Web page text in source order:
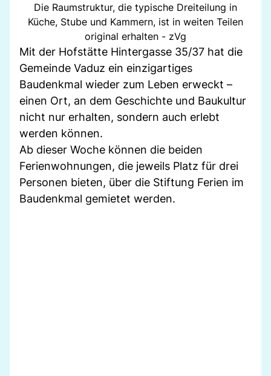
Die Raumstruktur, die typische Dreiteilung in
Küche, Stube und Kammern, ist in weiten Teilen
original erhalten - zVg
Mit der Hofstätte Hintergasse 35/37 hat die
Gemeinde Vaduz ein einzigartiges
Baudenkmal wieder zum Leben erweckt –
einen Ort, an dem Geschichte und Baukultur
nicht nur erhalten, sondern auch erlebt
werden können.
Ab dieser Woche können die beiden
Ferienwohnungen, die jeweils Platz für drei
Personen bieten, über die Stiftung Ferien im
Baudenkmal gemietet werden.